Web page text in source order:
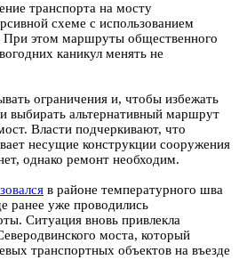
транспорта на мосту
схеме с использованием
При этом маршруты общественного
каникул менять не
ограничения и, чтобы избежать
выбирать альтернативный маршрут
Власти подчеркивают, что
несущие конструкции сооружения
однако ремонт необходим.
в районе температурного шва
ранее уже проводились
Ситуация вновь привлекла
моста, который
транспортных объектов на въезде